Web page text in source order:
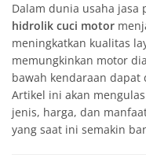
Dalam dunia usaha jasa
hidrolik cuci motor
meningkatkan kualitas
memungkinkan motor
bawah kendaraan
Artikel ini akan
jenis, harga, dan
yang saat ini semakin